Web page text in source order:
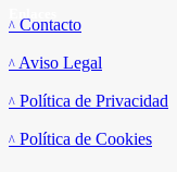
Contacto
Aviso Legal
Política de Privacidad
Política de Cookies